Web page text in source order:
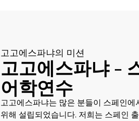
고고에스파냐의 미션
고고에스파냐 -
어학연수
고고에스파냐는 많은 분들이 스페인
위해 설립되었습니다. 저희는 스페인